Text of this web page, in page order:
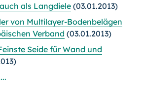
als Langdiele (03.01.2013)
von Multilayer-Bodenbelägen
Verband (03.01.2013)
Seide für Wand und